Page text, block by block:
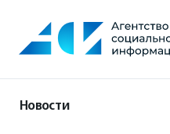
содержанию
Новости